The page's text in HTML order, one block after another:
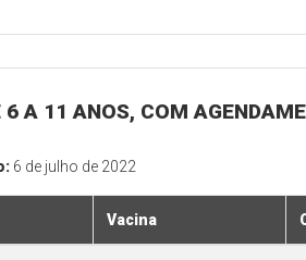
6 A 11 ANOS, COM
6 de julho de 2022
Vacina